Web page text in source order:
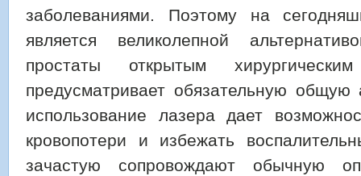
заболеваниями. Поэтому на
является великолепной
простаты открытым
предусматривает обязательную
использование лазера дает
кровопотери и избежать
зачастую сопровождают обычную